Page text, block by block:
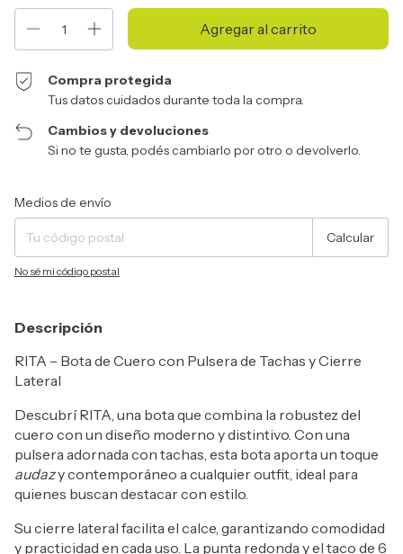
Compra protegida
Tus datos cuidados durante toda la compra.
Cambios y devoluciones
Si no te gusta, podés cambiarlo por otro o devolverlo.
Entregas para el CP:
Medios de envío
Calcular
No sé mi código postal
Descripción
RITA – Bota de Cuero con Pulsera de Tachas y Cierre
Lateral
Descubrí RITA, una bota que combina la robustez del
cuero con un diseño moderno y distintivo. Con una
pulsera adornada con tachas, esta bota aporta un toque
audazy contemporáneo a cualquier outfit, ideal para
quienes buscan destacar con estilo.
Su cierre lateral facilita el calce, garantizando comodidad
y practicidad en cada uso. La punta redonda y el taco de 6